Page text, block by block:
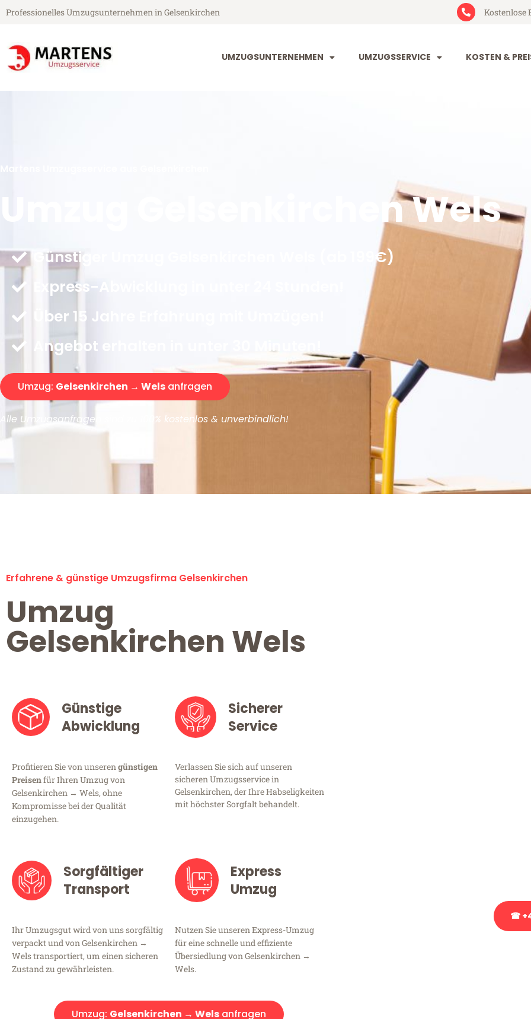
Professionelles Umzugsunternehmen in Gelsenkirchen Kostenlose
UMZUGSUNTERNEHMEN UMZUGSSERVICE KOSTEN &
Umzug Gelsenkirchen Wels
Günstiger Umzug Gelsenkirchen Wels (ab 199€)
Express-Abwicklung in unter 24 Stunden!
Über 15 Jahre Erfahrung mit Umzügen!
Angebot erhalten in unter 30 Minuten!
Umzug: Gelsenkirchen → Wels anfragen
Alle Umzugsanfragen sind zu 100% kostenlos & unverbindlich!
Erfahrene & günstige Umzugsfirma Gelsenkirchen
Umzug
Gelsenkirchen Wels
Günstige
Abwicklung
Profitieren Sie von unserengünstigen
Preisenfür Ihren Umzug von
Gelsenkirchen → Wels, ohne
Kompromisse bei der Qualität
einzugehen.
Sicherer
Service
Verlassen Sie sich auf unseren
sicheren Umzugsservice in
Gelsenkirchen, der Ihre Habseligkeiten
mit höchster Sorgfalt behandelt.
Sorgfältiger
Transport
Ihr Umzugsgut wird von uns sorgfältig
verpackt und von Gelsenkirchen →
Wels transportiert, um einen sicheren
Zustand zu gewährleisten.
Express
Umzug
Nutzen Sie unseren Express-Umzug
für eine schnelle und effiziente
Übersiedlung von Gelsenkirchen →
Wels.
Umzug: Gelsenkirchen → Wels anfragen
☎